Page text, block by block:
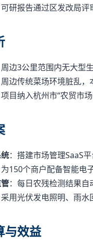
可研报告通过区发改局评
周边3公里范围内无大型
周边传统菜场环境脏乱，
项目纳入杭州市“农贸市
：搭建市场管理SaaS
为150个商户配备智能电
：每日农残检测结果自
采用光伏发电照明、雨水
与效益